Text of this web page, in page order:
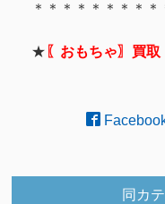
＊＊＊＊＊＊＊＊
★ 〖おもちゃ〗買
同カ